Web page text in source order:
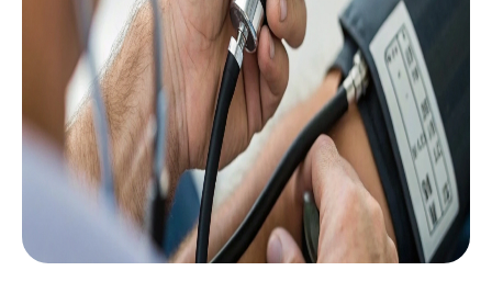
8 (863) 309-05-06
ЗАКАЗАТЬ ЗВОНОК
ЗАПИСЬ ОНЛАЙН